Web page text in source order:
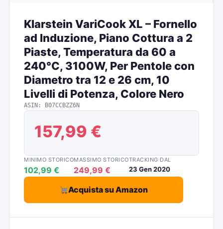
Klarstein VariCook XL – Fornello
ad Induzione, Piano Cottura a 2
Piaste, Temperatura da 60 a
240°C, 3100W, Per Pentole con
Diametro tra 12 e 26 cm, 10
Livelli di Potenza, Colore Nero
ASIN: B07CCBZZ6N
157,99 €
MINIMO STORICO
102,99 €
MASSIMO STORICO
249,99 €
TRACKING DAL
23 Gen 2020
Acquista su Amazon